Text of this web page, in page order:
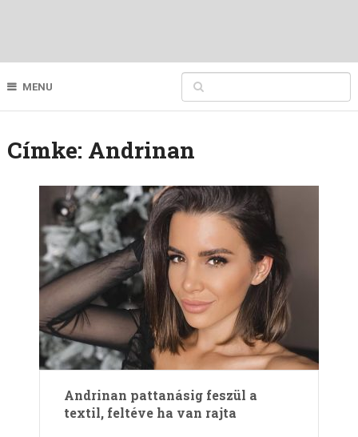
MENU
Címke: Andrinan
Andrinan pattanásig feszül a
textil, feltéve ha van rajta